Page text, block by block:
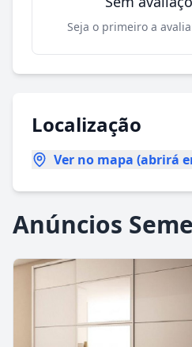
Seja o primeiro a
Localização
Ver no mapa (abrirá
Anúncios